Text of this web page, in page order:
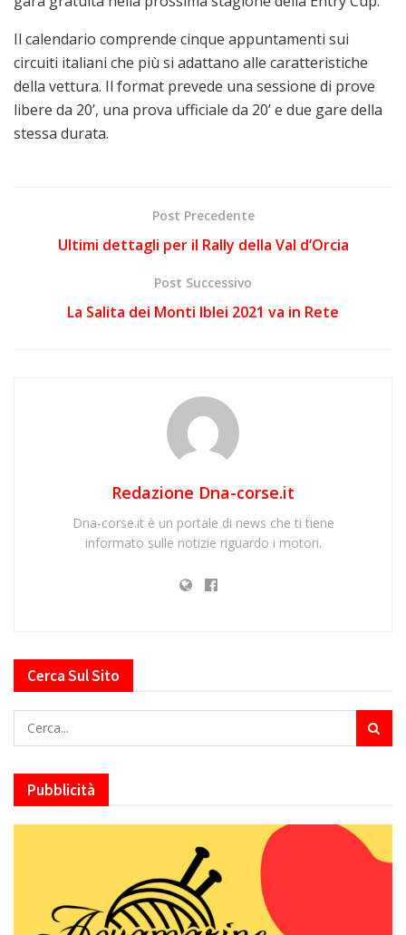
Il calendario comprende cinque appuntamenti sui
circuiti italiani che più si adattano alle caratteristiche
della vettura. Il format prevede una sessione di prove
libere da 20’, una prova ufficiale da 20’ e due gare della
stessa durata.
Post Precedente
Ultimi dettagli per il Rally della Val d’Orcia
Post Successivo
La Salita dei Monti Iblei 2021 va in Rete
Redazione Dna-corse.it
Dna-corse.it è un portale di news che ti tiene
informato sulle notizie riguardo i motori.
Cerca Sul Sito
Pubblicità